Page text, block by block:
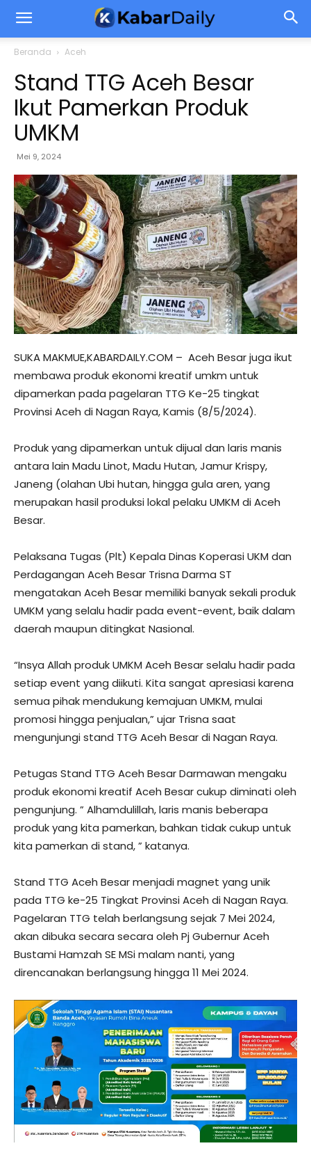
Beranda Aceh
Stand TTG Aceh Besar
Ikut Pamerkan Produk
UMKM
Mei 9, 2024
SUKA MAKMUE,KABARDAILY.COM – Aceh Besar juga ikut
membawa produk ekonomi kreatif umkm untuk
dipamerkan pada pagelaran TTG Ke-25 tingkat
Provinsi Aceh di Nagan Raya, Kamis (8/5/2024).
Produk yang dipamerkan untuk dijual dan laris manis
antara lain Madu Linot, Madu Hutan, Jamur Krispy,
Janeng (olahan Ubi hutan, hingga gula aren, yang
merupakan hasil produksi lokal pelaku UMKM di Aceh
Besar.
Pelaksana Tugas (Plt) Kepala Dinas Koperasi UKM dan
Perdagangan Aceh Besar Trisna Darma ST
mengatakan Aceh Besar memiliki banyak sekali produk
UMKM yang selalu hadir pada event-event, baik dalam
daerah maupun ditingkat Nasional.
“Insya Allah produk UMKM Aceh Besar selalu hadir pada
setiap event yang diikuti. Kita sangat apresiasi karena
semua pihak mendukung kemajuan UMKM, mulai
promosi hingga penjualan,” ujar Trisna saat
mengunjungi stand TTG Aceh Besar di Nagan Raya.
Petugas Stand TTG Aceh Besar Darmawan mengaku
produk ekonomi kreatif Aceh Besar cukup diminati oleh
pengunjung. ” Alhamdulillah, laris manis beberapa
produk yang kita pamerkan, bahkan tidak cukup untuk
kita pamerkan di stand, ” katanya.
Stand TTG Aceh Besar menjadi magnet yang unik
pada TTG ke-25 Tingkat Provinsi Aceh di Nagan Raya.
Pagelaran TTG telah berlangsung sejak 7 Mei 2024,
akan dibuka secara secara oleh Pj Gubernur Aceh
Bustami Hamzah SE MSi malam nanti, yang
direncanakan berlangsung hingga 11 Mei 2024.